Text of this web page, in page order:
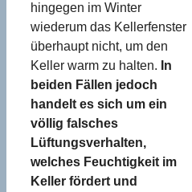
hingegen im Winter
wiederum das Kellerfenster
überhaupt nicht, um den
Keller warm zu halten. In
beiden Fällen jedoch
handelt es sich um ein
völlig falsches
Lüftungsverhalten,
welches Feuchtigkeit im
Keller fördert und